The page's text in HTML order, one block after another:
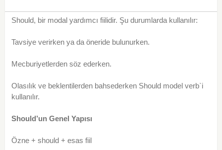
Should, bir modal yardımcı fiilidir. Şu durumlarda kullanılır:
Tavsiye verirken ya da öneride bulunurken.
Mecburiyetlerden söz ederken.
Olasılık ve beklentilerden bahsederken Should model verb`i
kullanılır.
Should’un Genel Yapısı
Özne + should + esas fiil